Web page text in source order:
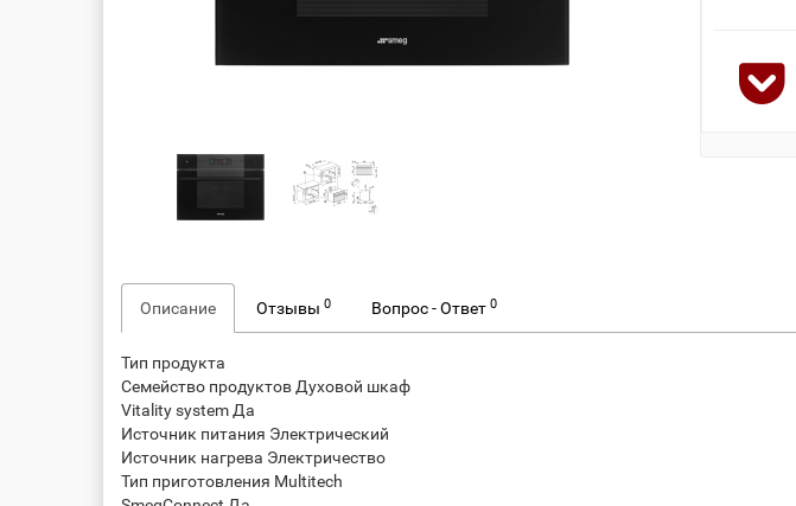
Описание Отзывы 0 Вопрос - Ответ 0
Тип продукта
Семейство продуктов Духовой шкаф
Vitality system Да
Источник питания Электрический
Источник нагрева Электричество
Тип приготовления Multitech